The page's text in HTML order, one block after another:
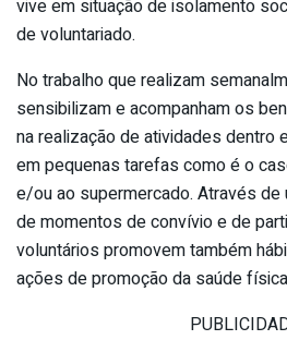
vive em situação de isolamento
de voluntariado.
No trabalho que realizam
sensibilizam e acompanham os
na realização de atividades dentro
em pequenas tarefas como é o
e/ou ao supermercado. Através
de momentos de convívio e de
voluntários promovem também
ações de promoção da saúde